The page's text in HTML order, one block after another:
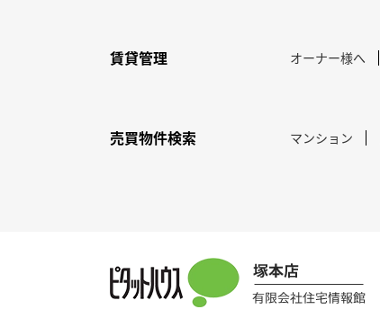
賃貸管理 オーナー様へ
売買物件検索 マンション